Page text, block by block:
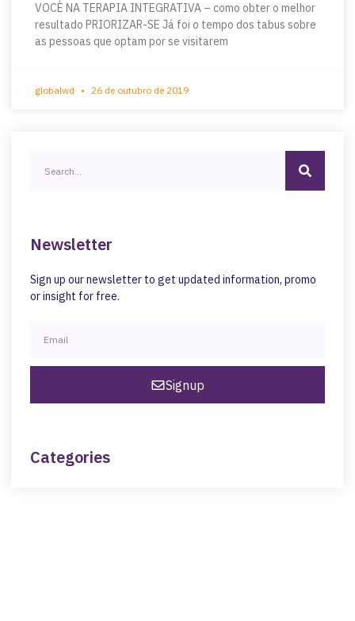
VOCÈ NA TERAPIA INTEGRATIVA – como obter o melhor
resultado PRIORIZAR-SE Já foi o tempo dos tabus sobre
as pessoas que optam por se visitarem
globalwd 26 de outubro de 2019
Newsletter
Sign up our newsletter to get updated information, promo
or insight for free.
Signup
Categories